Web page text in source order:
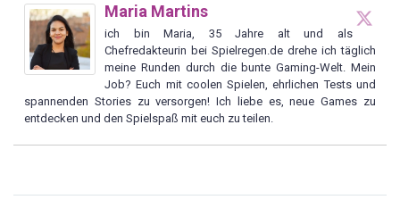
Maria Martins
ich bin Maria, 35 Jahre alt und als
Chefredakteurin bei Spielregen.de drehe ich täglich
meine Runden durch die bunte Gaming-Welt. Mein
Job? Euch mit coolen Spielen, ehrlichen Tests und
spannenden Stories zu versorgen! Ich liebe es, neue Games zu
entdecken und den Spielspaß mit euch zu teilen.